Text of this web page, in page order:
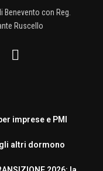
con Reg.
Ruscello
imprese e PMI
altri dormono